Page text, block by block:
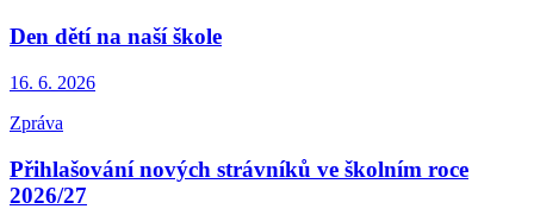
Den dětí na naší škole
16. 6. 2026
Zpráva
Přihlašování nových strávníků ve školním roce
2026/27